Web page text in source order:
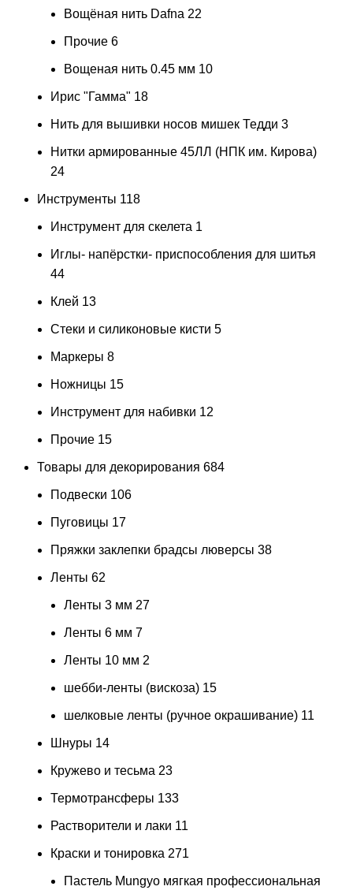
Вощёная нить Dafna 22
Прочие 6
Вощеная нить 0.45 мм 10
Ирис "Гамма" 18
Нить для вышивки носов мишек Тедди 3
Нитки армированные 45ЛЛ (НПК им. Кирова)
24
Инструменты 118
Инструмент для скелета 1
Иглы- напёрстки- приспособления для шитья
44
Клей 13
Стеки и силиконовые кисти 5
Маркеры 8
Ножницы 15
Инструмент для набивки 12
Прочие 15
Товары для декорирования 684
Подвески 106
Пуговицы 17
Пряжки заклепки брадсы люверсы 38
Ленты 62
Ленты 3 мм 27
Ленты 6 мм 7
Ленты 10 мм 2
шебби-ленты (вискоза) 15
шелковые ленты (ручное окрашивание) 11
Шнуры 14
Кружево и тесьма 23
Термотрансферы 133
Растворители и лаки 11
Краски и тонировка 271
Пастель Mungyo мягкая профессиональная